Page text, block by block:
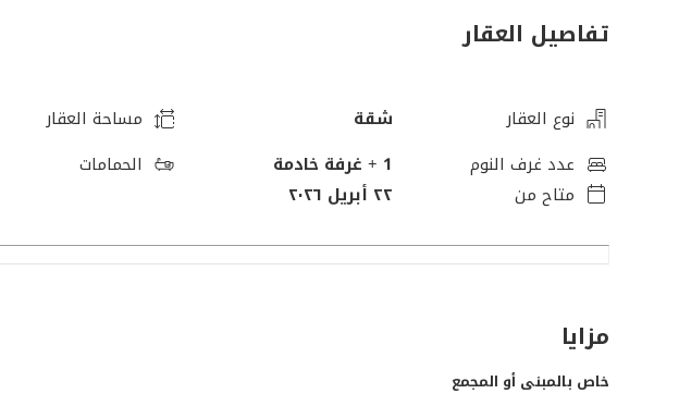
تفاصيل العقار
نوع العقار شقة مساحة العقار
عدد غرف النوم
1 + غرفة خادمة الحمامات
متاح من
٢٢ أبريل ٢٠٢٦
مزايا
خاص بالمبنى أو المجمع